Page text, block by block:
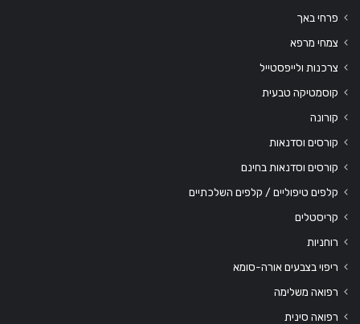
פרחי באך
צמחי מרפא
צרכנות ולייפסטייל
קוסמטיקה טבעית
קורונה
קורסים וסדנאות
קורסים וסדנאות בחינם
קלפים טיפוליים / קלפים השלכתיים
קריסטלים
רוחניות
ריפוי בצבעים אורה-סומא
רפואה משלימה
רפואה סינית